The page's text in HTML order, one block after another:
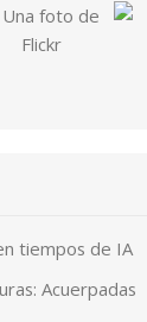
tiempos de IA
Acuerpadas